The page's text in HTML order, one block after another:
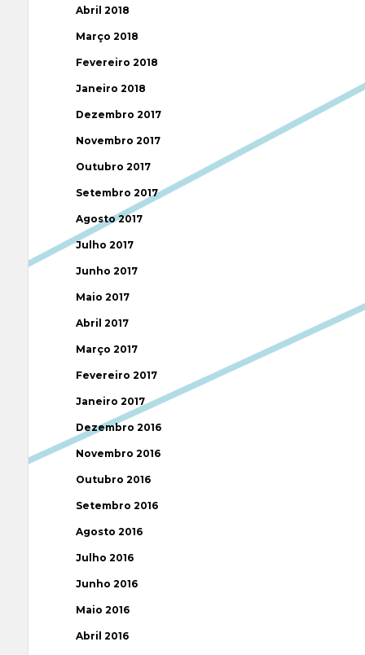
Abril 2018
Março 2018
Fevereiro 2018
Janeiro 2018
Dezembro 2017
Novembro 2017
Outubro 2017
Setembro 2017
Agosto 2017
Julho 2017
Junho 2017
Maio 2017
Abril 2017
Março 2017
Fevereiro 2017
Janeiro 2017
Dezembro 2016
Novembro 2016
Outubro 2016
Setembro 2016
Agosto 2016
Julho 2016
Junho 2016
Maio 2016
Abril 2016